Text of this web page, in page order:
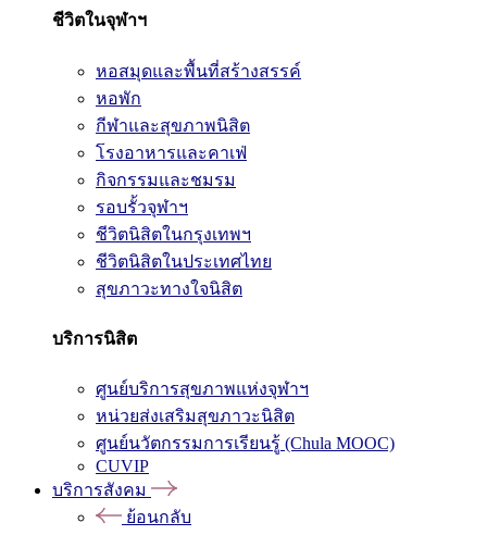
ชีวิตในจุฬาฯ
หอสมุดและพื้นที่สร้างสรรค์
หอพัก
กีฬาและสุขภาพนิสิต
โรงอาหารและคาเฟ่
กิจกรรมและชมรม
รอบรั้วจุฬาฯ
ชีวิตนิสิตในกรุงเทพฯ
ชีวิตนิสิตในประเทศไทย
สุขภาวะทางใจนิสิต
บริการนิสิต
ศูนย์บริการสุขภาพแห่งจุฬาฯ
หน่วยส่งเสริมสุขภาวะนิสิต
ศูนย์นวัตกรรมการเรียนรู้ (Chula MOOC)
CUVIP
บริการสังคม
ย้อนกลับ